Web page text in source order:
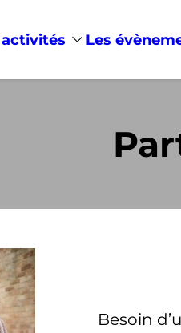
activités Les
Besoin